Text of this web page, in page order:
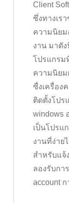
Client
ซึ่งทางเร
ความนิยม
งาน มาดัง
โปรแกรม
ความนิยม
ซื่งเครื่อง
ติดตั้งโปร
windows
เป็นโปรแ
งานที่ง่า
สำหรับแจ้
ลองรับกา
account